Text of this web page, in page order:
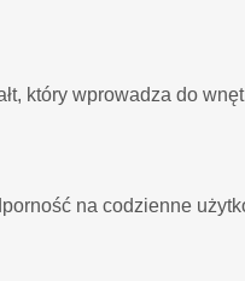
który wprowadza do
na codzienne